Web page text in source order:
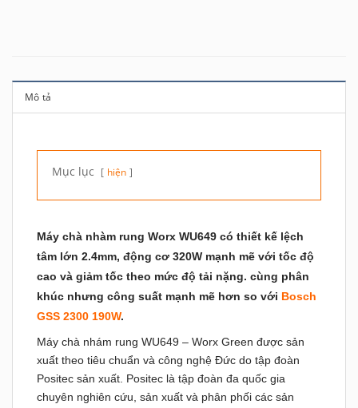
Mô tả
Mục lục hiện
Máy chà nhàm rung Worx WU649 có thiết kế lệch
tâm lớn 2.4mm, động cơ 320W mạnh mẽ với tốc độ
cao và giảm tốc theo mức độ tải nặng. cùng phân
khúc nhưng công suất mạnh mẽ hơn so với Bosch
GSS 2300 190W.
Máy chà nhám rung WU649 – Worx Green được sản
xuất theo tiêu chuẩn và công nghệ Đức do tập đoàn
Positec sản xuất. Positec là tập đoàn đa quốc gia
chuyên nghiên cứu, sản xuất và phân phối các sản